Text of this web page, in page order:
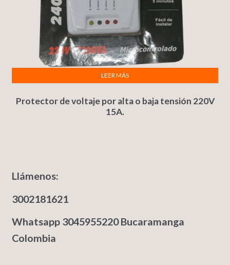
Protector de voltaje por alta o baja tensión 220V
15A.
LEER MÁS
Llámenos:
3002181621
Whatsapp 3045955220 Bucaramanga
Colombia